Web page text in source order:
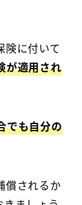
険に付いて
が適用され
でも自分の
償されるか